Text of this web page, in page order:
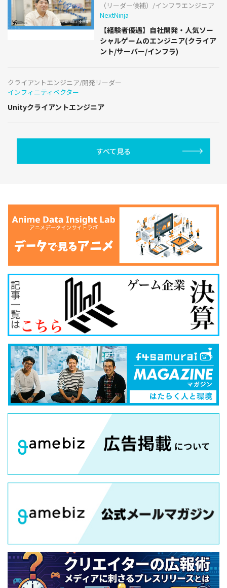
（リーダー候補）/インフラエンジニア
NextNinja
【経験者優遇】自社開発・人気ソー
シャルゲームのエンジニア(クライア
ント/サーバー/インフラ)
クライアントエンジニア/開発リーダー
インフィニティベクター
Unityクライアントエンジニア
すべて見る